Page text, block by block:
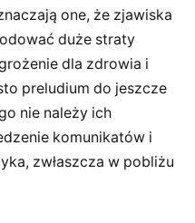
one, że zjawiska
duże straty
dla zdrowia i
preludium do jeszcze
nie należy ich
komunikatów i
zwłaszcza w pobliżu